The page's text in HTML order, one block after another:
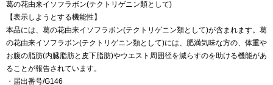
葛の花由来イソフラボン(テクトリゲニン類として)
【表示しようとする機能性】
本品には、葛の花由来イソフラボン(テクトリゲニン類として)が含まれます。葛
の花由来イソフラボン(テクトリゲニン類として)には、肥満気味な方の、体重や
お腹の脂肪(内臓脂肪と皮下脂肪)やウエスト周囲径を減らすのを助ける機能があ
ることが報告されています。
・届出番号/G146